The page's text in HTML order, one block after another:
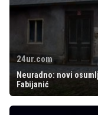
24ur.com
Neuradno: novi
Fabijanić